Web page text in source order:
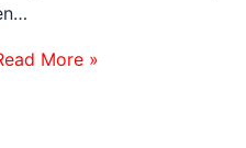
More »